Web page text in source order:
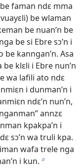
be faman ndɛ mma
be wlaman
be nuan’n be
be si Ebre sɔ’n i
be kanngan’n. Asa
be klɛli i Ebre nun’n
wa lafili ato ndɛ
i dunman’n i
ndɛ’n nun’n,
annzɛ
kpakpa’n i
sɔ’n wa truli kpa.
wafa trele nga
i kun. b